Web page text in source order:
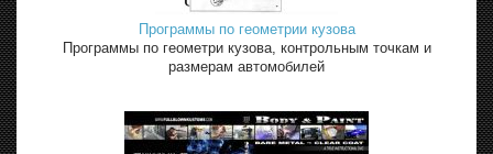
Программы по геометрии кузова
Программы по геометри кузова, контрольным точкам и
размерам автомобилей